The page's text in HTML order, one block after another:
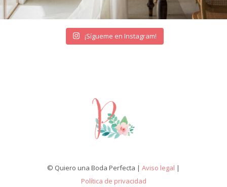
¡Sígueme en Instagram!
© Quiero una Boda Perfecta | Aviso legal |
Política de privacidad